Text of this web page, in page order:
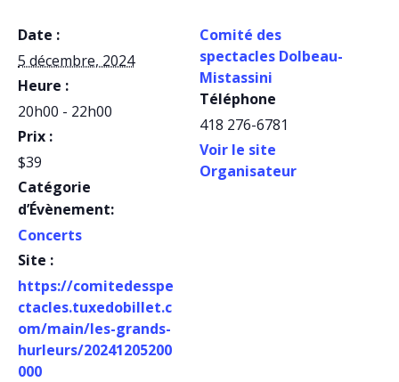
Date :
5 décembre, 2024
Heure :
20h00 - 22h00
Prix :
$39
Catégorie
d’Évènement:
Concerts
Site :
https://comitedesspe
ctacles.tuxedobillet.c
om/main/les-grands-
hurleurs/20241205200
000
Comité des
spectacles Dolbeau-
Mistassini
Téléphone
418 276-6781
Voir le site
Organisateur